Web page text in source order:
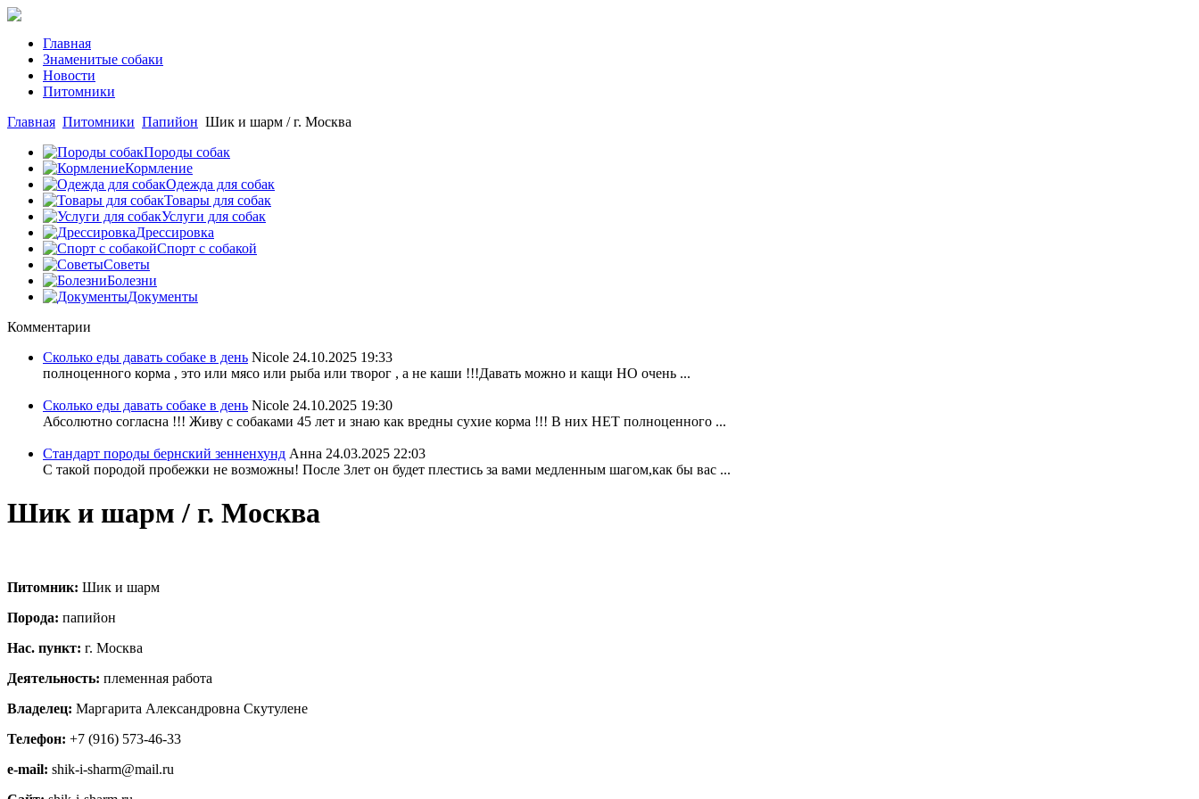
Главная
Знаменитые собаки
Новости
Питомники
Главная Питомники Папийон Шик и шарм / г. Москва
Породы собак
Кормление
Одежда для собак
Товары для собак
Услуги для собак
Дрессировка
Спорт с собакой
Советы
Болезни
Документы
Комментарии
Сколько еды давать собаке в день Nicole 24.10.2025 19:33
полноценного корма , это или мясо или рыба или творог , а не каши !!!Давать можно и кащи НО очень ...
Сколько еды давать собаке в день Nicole 24.10.2025 19:30
Абсолютно согласна !!! Живу с собаками 45 лет и знаю как вредны сухие корма !!! В них НЕТ полноценного ...
Стандарт породы бернский зенненхунд Анна 24.03.2025 22:03
С такой породой пробежки не возможны! После 3лет он будет плестись за вами медленным шагом,как бы вас ...
Шик и шарм / г. Москва
Питомник: Шик и шарм
Порода: папийон
Нас. пункт: г. Москва
Деятельность: племенная работа
Владелец: Маргарита Александровна Скутулене
Телефон: +7 (916) 573-46-33
e-mail: shik-i-sharm@mail.ru